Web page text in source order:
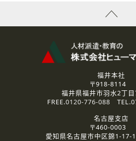
資料送付、受講相談に関するご連絡
その他、お問い合わせの内容に回答
なお、ご連絡手段は、電話・Ｅメール
2.個人情報の第三者提供
ご提供いただいた個人情報は、法令等の
3.個人情報の取り扱いの委託
弊社の定める個人情報保護の評価基準
福井本社
〒918-8114
福井県福井市羽水2丁
FREE.0120-776-088 TEL.
名古屋支店
〒460-0003
愛知県名古屋市中区錦1-17-